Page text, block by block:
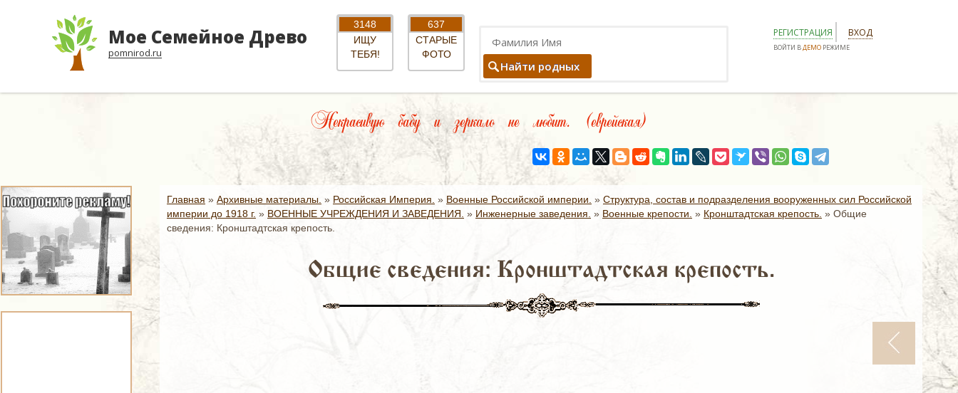
Мое Семейное Древо
pomnirod.ru
3148
ИЩУ
ТЕБЯ!
637
СТАРЫЕ
ФОТО
Найти родных
РЕГИСТРАЦИЯ ВХОД
ВОЙТИ ВДЕМО РЕЖИМЕ
Некрасивую бабу и зеркало не любит. (еврейская)
Главная » Архивные материалы. » Российская Империя. » Военные Российской империи. » Структура, состав и подразделения вооруженных сил Российской
империи до 1918 г. » ВОЕННЫЕ УЧРЕЖДЕНИЯ И ЗАВЕДЕНИЯ. » Инженерные заведения. » Военные крепости. » Кронштадтская крепость. » Общие
сведения: Кронштадтская крепость.
Общие сведения: Кронштадтская крепость.